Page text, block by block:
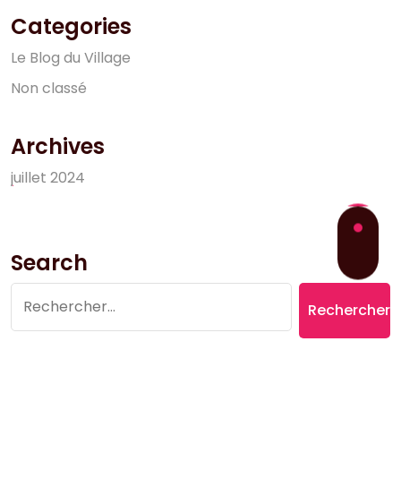
Categories
Le Blog du Village
Non classé
Archives
juillet 2024
Search